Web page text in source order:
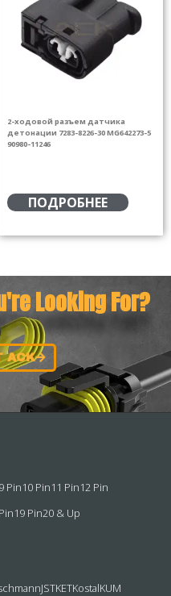
2-ходовой разъем датчика
детонации 7283-8226-30 MG642273-5
90980-11246
ПОДРОБНЕЕ
Looking For?
ACK
9 Pin10 Pin11 Pin12 Pin
19 Pin20 & Up
JSTKETKostalKUM